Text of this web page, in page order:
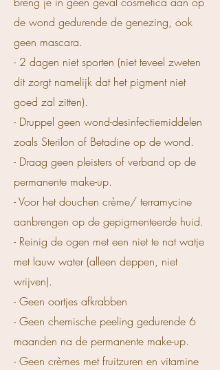
de wond gedurende de genezing, ook
geen mascara.
- 2 dagen niet sporten (niet teveel zweten
dit zorgt namelijk dat het pigment niet
goed zal zitten).
- Druppel geen wond-desinfectiemiddelen
zoals Sterilon of Betadine op de wond.
- Draag geen pleisters of verband op de
permanente make-up.
- Voor het douchen crème/ terramycine
aanbrengen op de gepigmenteerde huid.
- Reinig de ogen met een niet te nat watje
met lauw water (alleen deppen, niet
wrijven).
- Geen oortjes afkrabben
- Geen chemische peeling gedurende 6
maanden na de permanente make-up.
- Geen crèmes met fruitzuren en vitamine